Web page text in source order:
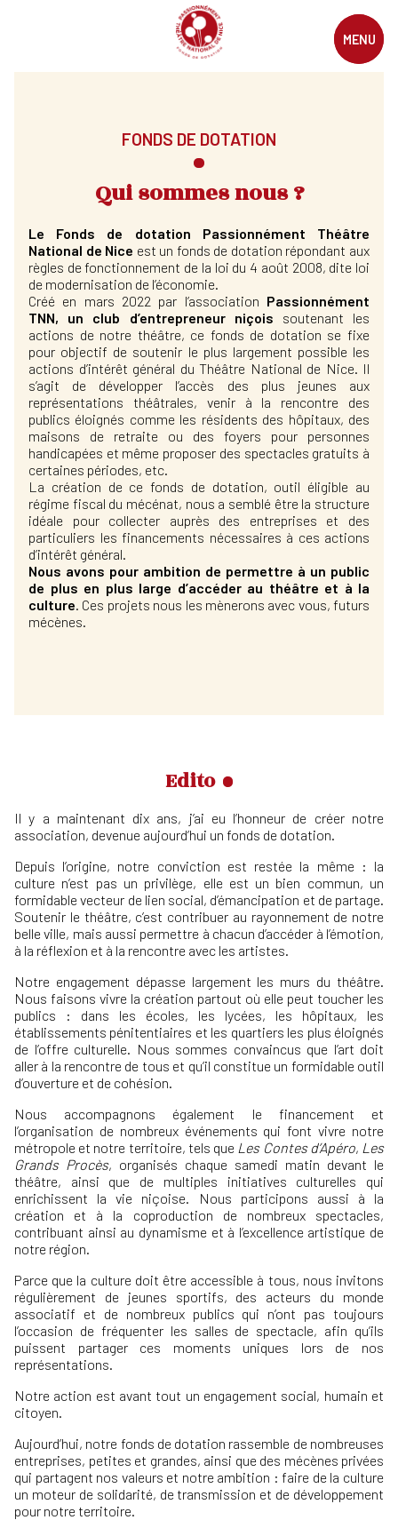
MENU
FONDS DE DOTATION
Qui sommes nous ?
Le Fonds de dotation Passionnément Théâtre
National de Nice est un fonds de dotation répondant aux
règles de fonctionnement de la loi du 4 août 2008, dite loi
de modernisation de l’économie.
Créé en mars 2022 par l’association Passionnément
TNN, un club d’entrepreneur niçois soutenant les
actions de notre théâtre, ce fonds de dotation se fixe
pour objectif de soutenir le plus largement possible les
actions d’intérêt général du Théâtre National de Nice. Il
s’agit de développer l’accès des plus jeunes aux
représentations théâtrales, venir à la rencontre des
publics éloignés comme les résidents des hôpitaux, des
maisons de retraite ou des foyers pour personnes
handicapées et même proposer des spectacles gratuits à
certaines périodes, etc.
La création de ce fonds de dotation, outil éligible au
régime fiscal du mécénat, nous a semblé être la structure
idéale pour collecter auprès des entreprises et des
particuliers les financements nécessaires à ces actions
d’intérêt général.
Nous avons pour ambition de permettre à un public
de plus en plus large d’accéder au théâtre et à la
culture. Ces projets nous les mènerons avec vous, futurs
mécènes.
Edito
Il y a maintenant dix ans, j’ai eu l’honneur de créer notre
association, devenue aujourd’hui un fonds de dotation.
Depuis l’origine, notre conviction est restée la même : la
culture n’est pas un privilège, elle est un bien commun, un
formidable vecteur de lien social, d’émancipation et de partage.
Soutenir le théâtre, c’est contribuer au rayonnement de notre
belle ville, mais aussi permettre à chacun d’accéder à l’émotion,
à la réflexion et à la rencontre avec les artistes.
Notre engagement dépasse largement les murs du théâtre.
Nous faisons vivre la création partout où elle peut toucher les
publics : dans les écoles, les lycées, les hôpitaux, les
établissements pénitentiaires et les quartiers les plus éloignés
de l’offre culturelle. Nous sommes convaincus que l’art doit
aller à la rencontre de tous et qu’il constitue un formidable outil
d’ouverture et de cohésion.
Nous accompagnons également le financement et
l’organisation de nombreux événements qui font vivre notre
métropole et notre territoire, tels que Les Contes d’Apéro, Les
Grands Procès, organisés chaque samedi matin devant le
théâtre, ainsi que de multiples initiatives culturelles qui
enrichissent la vie niçoise. Nous participons aussi à la
création et à la coproduction de nombreux spectacles,
contribuant ainsi au dynamisme et à l’excellence artistique de
notre région.
Parce que la culture doit être accessible à tous, nous invitons
régulièrement de jeunes sportifs, des acteurs du monde
associatif et de nombreux publics qui n’ont pas toujours
l’occasion de fréquenter les salles de spectacle, afin qu’ils
puissent partager ces moments uniques lors de nos
représentations.
Notre action est avant tout un engagement social, humain et
citoyen.
Aujourd’hui, notre fonds de dotation rassemble de nombreuses
entreprises, petites et grandes, ainsi que des mécènes privées
qui partagent nos valeurs et notre ambition : faire de la culture
un moteur de solidarité, de transmission et de développement
pour notre territoire.